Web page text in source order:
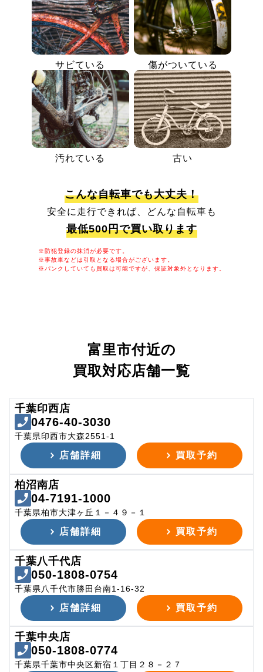
サビている 傷がついている
汚れている 古い
こんな自転車でも大丈夫！
安全に走行できれば、どんな自転車も
最低500円で買い取ります
※防犯登録の抹消が必要です。
※事故車などは引取となる場合がございます。
※パンクしていても買取は可能ですが、保証対象外となります。
富里市付近の
買取対応店舗一覧
千葉印西店
0476-40-3030
千葉県印西市大森2551-1
店舗詳細 買取予約
柏沼南店
04-7191-1000
千葉県柏市大津ヶ丘１－４９－１
店舗詳細 買取予約
千葉八千代店
050-1808-0754
千葉県八千代市勝田台南1-16-32
店舗詳細 買取予約
千葉中央店
050-1808-0774
千葉県千葉市中央区新宿１丁目２８－２７